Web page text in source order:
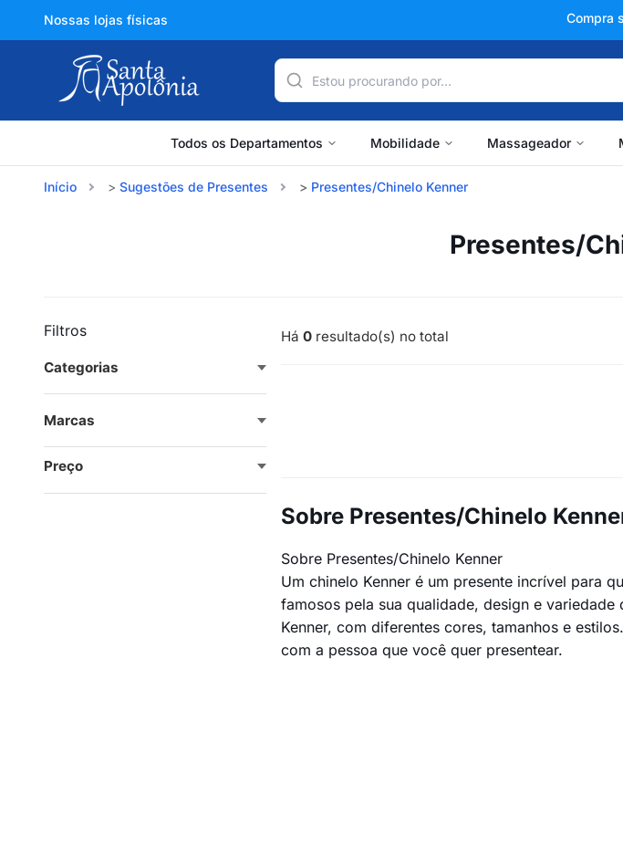
Nossas lojas físicas Compra
Todos os Departamentos Mobilidade Massageador
Início Sugestões de Presentes Presentes/Chinelo Kenner
Presentes/
Filtros
Preço
Categorias
Marcas
Há 0resultado(s) no total
Sobre Presentes/Chinelo
Sobre Presentes/Chinelo Kenner
Um chinelo Kenner é um presente incrível para
famosos pela sua qualidade, design e
Kenner, com diferentes cores, tamanhos e
com a pessoa que você quer presentear.